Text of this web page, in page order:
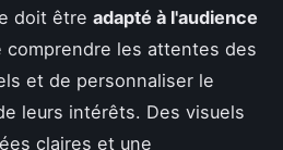
doit être adapté à l'audience
comprendre les attentes des
et de personnaliser le
leurs intérêts. Des visuels
claires et une